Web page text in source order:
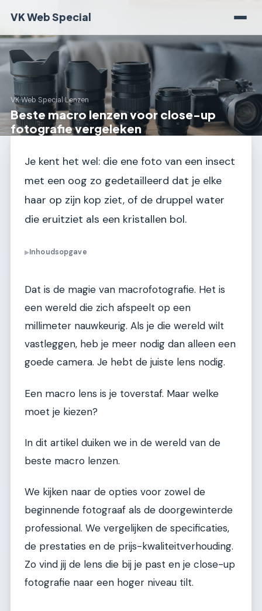
VK Web Special
VK Web Special›Lenzen
Beste macro lenzen voor close-up
fotografie vergeleken
Je kent het wel: die ene foto van een insect
met een oog zo gedetailleerd dat je elke
haar op zijn kop ziet, of de druppel water
die eruitziet als een kristallen bol.
▶Inhoudsopgave
Dat is de magie van macrofotografie. Het is
een wereld die zich afspeelt op een
millimeter nauwkeurig. Als je die wereld wilt
vastleggen, heb je meer nodig dan alleen een
goede camera. Je hebt de juiste lens nodig.
Een macro lens is je toverstaf. Maar welke
moet je kiezen?
In dit artikel duiken we in de wereld van de
beste macro lenzen.
We kijken naar de opties voor zowel de
beginnende fotograaf als de doorgewinterde
professional. We vergelijken de specificaties,
de prestaties en de prijs-kwaliteitverhouding.
Zo vind jij de lens die bij je past en je close-up
fotografie naar een hoger niveau tilt.